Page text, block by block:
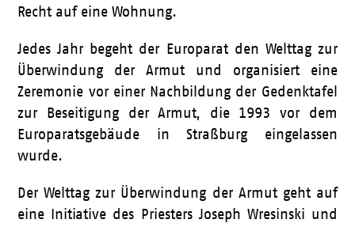
Recht auf eine Wohnung.
Jedes Jahr begeht der Europarat den Welttag zur
Überwindung der Armut und organisiert eine
Zeremonie vor einer Nachbildung der Gedenktafel
zur Beseitigung der Armut, die 1993 vor dem
Europaratsgebäude in Straßburg eingelassen
wurde.
Der Welttag zur Überwindung der Armut geht auf
eine Initiative des Priesters Joseph Wresinski und